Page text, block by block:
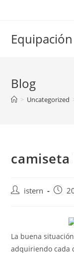
Blog
> Uncategorized
camiseta
Autoristern
La buena
adquiriendo cada